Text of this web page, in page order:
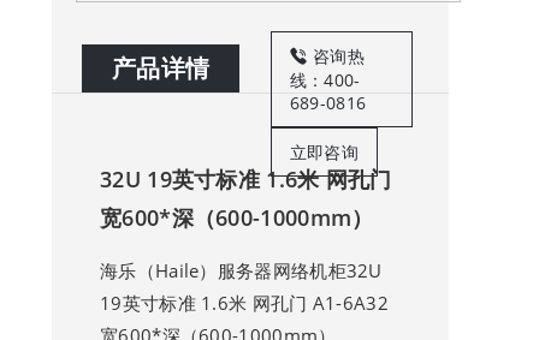
咨询热
线：400-
689-0816
立即咨询
产品详情
32U 19英寸标准 1.6米 网孔门
宽600*深（600-1000mm）
海乐（Haile）服务器网络机柜32U
19英寸标准 1.6米 网孔门 A1-6A32
宽600*深（600-1000mm）